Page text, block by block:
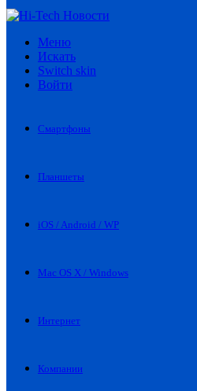
Меню
Искать
Switch skin
Войти
Смартфоны
Планшеты
iOS / Android / WP
Mac OS X / Windows
Интернет
Компании